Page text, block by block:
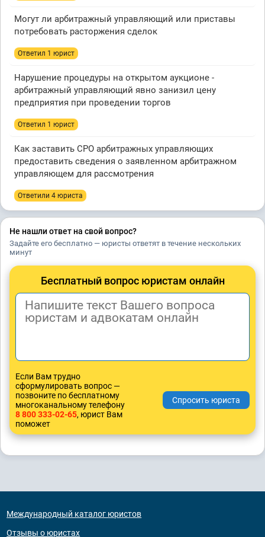
Могут ли арбитражный управляющий или приставы
потребовать расторжения сделок
Ответил 1 юрист
Нарушение процедуры на открытом аукционе -
арбитражный управляющий явно занизил цену
предприятия при проведении торгов
Ответил 1 юрист
Как заставить СРО арбитражных управляющих
предоставить сведения о заявленном арбитражном
управляющем для рассмотрения
Ответили 4 юристa
Не нашли ответ на свой вопрос?
Задайте его бесплатно — юристы ответят в течение нескольких
минут
Бесплатный вопрос юристам онлайн
Если Вам трудно
сформулировать вопрос —
позвоните по бесплатному
многоканальному телефону
8 800 333-02-65, юрист Вам
поможет
Международный каталог юристов
Отзывы о юристах